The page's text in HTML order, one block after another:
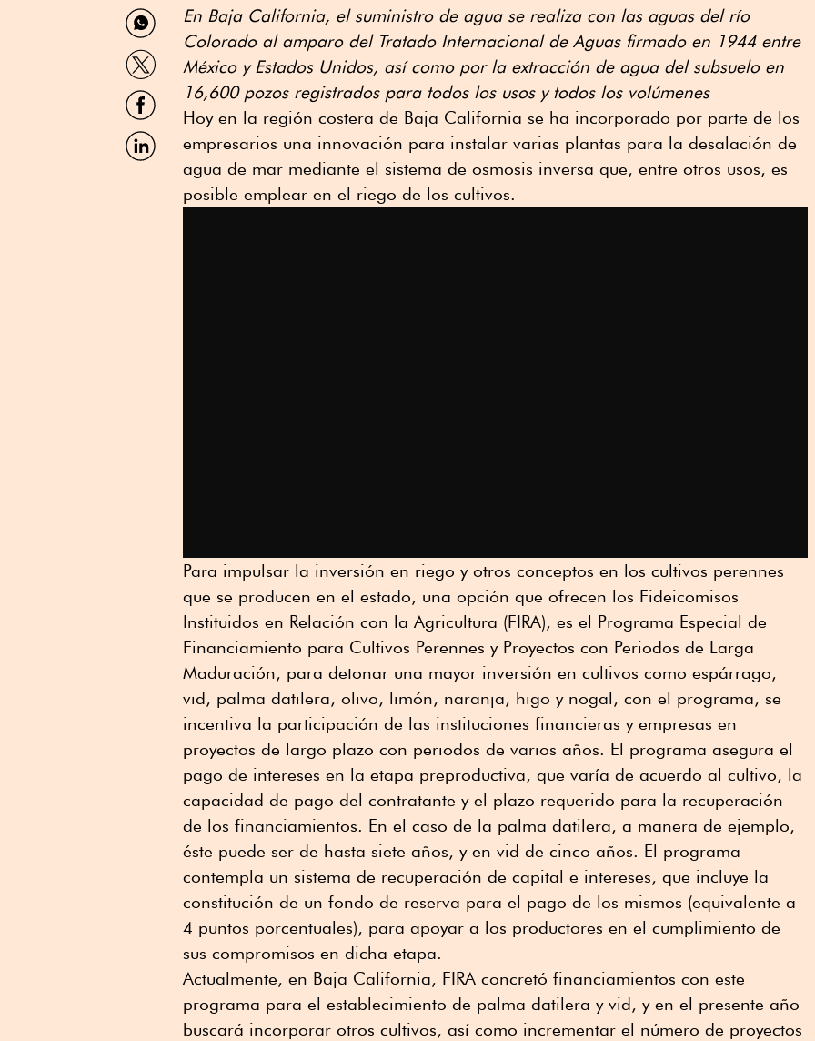
Compartir
por
WhatsApp
Compartir
por
Twitter
Compartir
por
Facebook
Compartir
por
En Baja California, el suministro de agua se realiza con las aguas del río
Colorado al amparo del Tratado Internacional de Aguas firmado en 1944 entre
México y Estados Unidos, así como por la extracción de agua del subsuelo en
16,600 pozos registrados para todos los usos y todos los volúmenes
Hoy en la región costera de Baja California se ha incorporado por parte de los
empresarios una innovación para instalar varias plantas para la desalación de
agua de mar mediante el sistema de osmosis inversa que, entre otros usos, es
posible emplear en el riego de los cultivos.
Para impulsar la inversión en riego y otros conceptos en los cultivos perennes
que se producen en el estado, una opción que ofrecen los Fideicomisos
Instituidos en Relación con la Agricultura (FIRA), es el Programa Especial de
Financiamiento para Cultivos Perennes y Proyectos con Periodos de Larga
Maduración, para detonar una mayor inversión en cultivos como espárrago,
vid, palma datilera, olivo, limón, naranja, higo y nogal, con el programa, se
incentiva la participación de las instituciones financieras y empresas en
proyectos de largo plazo con periodos de varios años. El programa asegura el
pago de intereses en la etapa preproductiva, que varía de acuerdo al cultivo, la
capacidad de pago del contratante y el plazo requerido para la recuperación
de los financiamientos. En el caso de la palma datilera, a manera de ejemplo,
éste puede ser de hasta siete años, y en vid de cinco años. El programa
contempla un sistema de recuperación de capital e intereses, que incluye la
constitución de un fondo de reserva para el pago de los mismos (equivalente a
4 puntos porcentuales), para apoyar a los productores en el cumplimiento de
sus compromisos en dicha etapa.
Actualmente, en Baja California, FIRA concretó financiamientos con este
programa para el establecimiento de palma datilera y vid, y en el presente año
buscará incorporar otros cultivos, así como incrementar el número de proyectos